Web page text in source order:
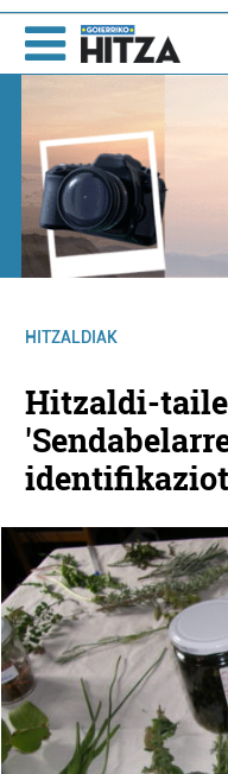
HITZALDIAK
Hitzaldi-